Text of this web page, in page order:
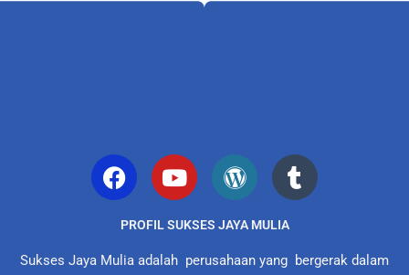
PROFIL SUKSES JAYA MULIA
Sukses Jaya Mulia adalah perusahaan yang bergerak dalam